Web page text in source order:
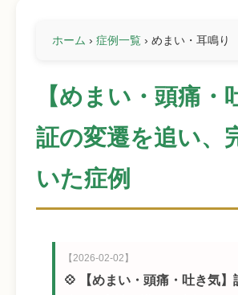
ホーム › 症例一覧 › めまい・耳鳴り
【めまい・頭痛・
証の変遷を追い、
いた症例
【2026-02-02】
💠 【めまい・頭痛・吐き気】